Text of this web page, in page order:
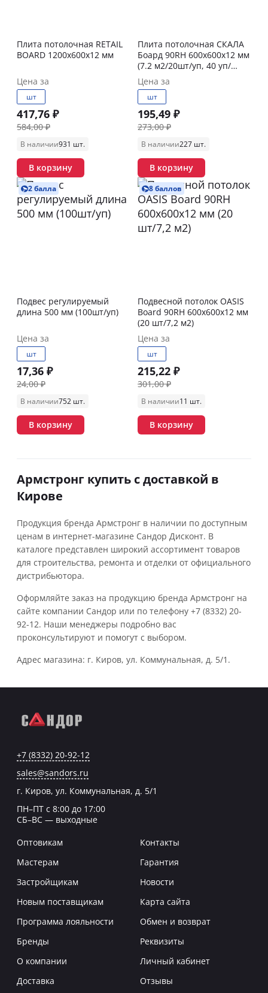
Плита потолочная RETAIL
BOARD 1200х600х12 мм
Цена за
шт
417,76 ₽
584,00 ₽
В наличии931 шт.
В корзину
Плита потолочная СКАЛА
Боард 90RH 600х600х12 мм
(7.2 м2/20шт/уп, 40 уп/
поддон)
Цена за
шт
195,49 ₽
273,00 ₽
В наличии227 шт.
В корзину
2 балла
Подвес регулируемый
длина 500 мм (100шт/уп)
Цена за
шт
17,36 ₽
24,00 ₽
В наличии752 шт.
В корзину
8 баллов
Подвесной потолок OASIS
Board 90RH 600х600х12 мм
(20 шт/7,2 м2)
Цена за
шт
215,22 ₽
301,00 ₽
В наличии11 шт.
В корзину
Армстронг купить с доставкой в
Кирове
Продукция бренда Армстронг в наличии по доступным
ценам в интернет-магазине Сандор Дисконт. В
каталоге представлен широкий ассортимент товаров
для строительства, ремонта и отделки от официального
дистрибьютора.
Оформляйте заказ на продукцию бренда Армстронг на
сайте компании Сандор или по телефону +7 (8332) 20-
92-12. Наши менеджеры подробно вас
проконсультируют и помогут с выбором.
Адрес магазина: г. Киров, ул. Коммунальная, д. 5/1.
+7 (8332) 20-92-12
sales@sandors.ru
г. Киров, ул. Коммунальная, д. 5/1
ПН–ПТ с 8:00 до 17:00
СБ–ВС — выходные
Оптовикам
Мастерам
Застройщикам
Новым поставщикам
Программа лояльности
Бренды
О компании
Доставка
Контакты
Гарантия
Новости
Карта сайта
Обмен и возврат
Реквизиты
Личный кабинет
Отзывы